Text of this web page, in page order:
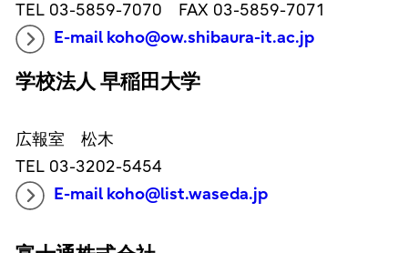
TEL 03-5859-7070 FAX 03-5859-7071
E-mail koho@ow.shibaura-it.ac.jp
学校法人 早稲田大学
広報室 松木
TEL 03-3202-5454
E-mail koho@list.waseda.jp